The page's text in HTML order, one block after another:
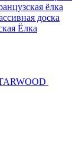
ёлка
доска
Ёлка